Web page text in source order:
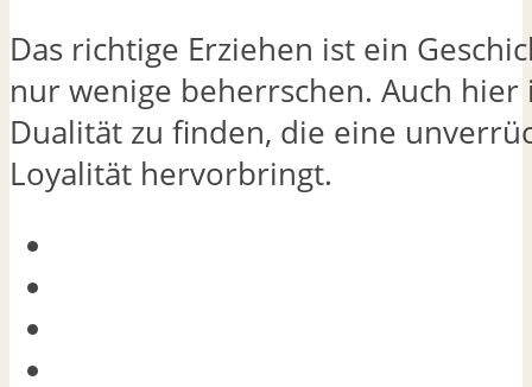
Das richtige Erziehen ist ein
nur wenige beherrschen. Auch hier
Dualität zu finden, die eine
Loyalität hervorbringt.